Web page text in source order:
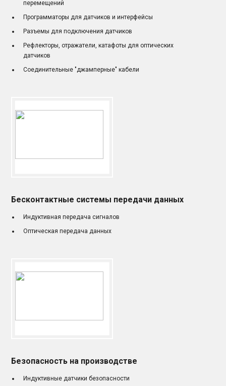
перемещений
Программаторы для датчиков и интерфейсы
Разъемы для подключения датчиков
Рефлекторы, отражатели, катафоты для оптических
датчиков
Соединительные "джамперные" кабели
Бесконтактные системы передачи данных
Индуктивная передача сигналов
Оптическая передача данных
Безопасность на производстве
Индуктивные датчики безопасности